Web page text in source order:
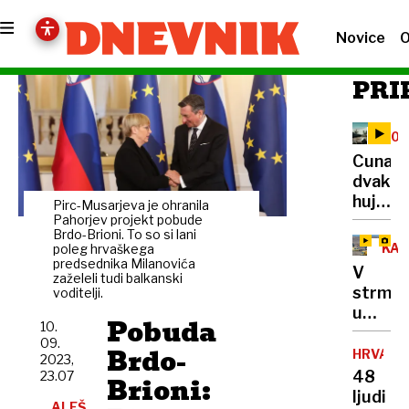
Novice
Pirc-Musarjeva je ohranila
Pahorjev projekt pobude
Brdo-Brioni. To so si lani
poleg hrvaškega
predsednika Milanovića
zaželeli tudi balkanski
voditelji.
Pobuda
Brdo-
Brioni:
10.
09.
2023,
23.07
20.
hujši
od
vseh
med
drugo
V
umrlo
38
ljudi,
se
48
ljudi